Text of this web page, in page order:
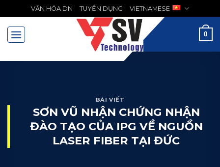
đến
nội
dung
VĂN HÓA DN TUYỂN DỤNG VIETNAMESE
0
BÀI VIẾT
SƠN VŨ NHẬN CHỨNG NHẬN
ĐÀO TẠO CỦA IPG VỀ NGUỒN
LASER FIBER TẠI ĐỨC
MENU